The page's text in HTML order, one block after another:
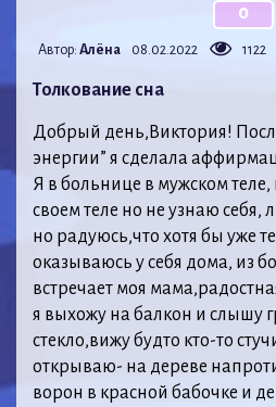
0
Автор: Алёна 08.02.2022 1122
Толкование сна
Добрый день,Виктория!
энергии” я сделала
Я в больнице в мужском
своем теле но не узнаю себя,
но радуюсь,что хотя бы уже
оказываюсь у себя дома, из
встречает моя
я выхожу на балкон и слышу
стекло,вижу будто кто-то
открываю- на дереве
ворон в красной бабочке и